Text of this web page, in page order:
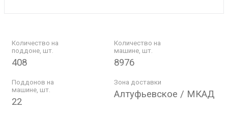
Количество на
поддоне, шт.
408
Количество на
машине, шт.
8976
Поддонов на
машине, шт.
22
Зона доставки
Алтуфьевское / МКАД